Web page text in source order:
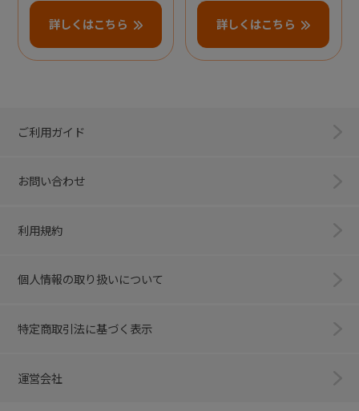
詳しくはこちら 詳しくはこちら
ご利用ガイド
お問い合わせ
利用規約
個人情報の取り扱いについて
特定商取引法に基づく表示
運営会社